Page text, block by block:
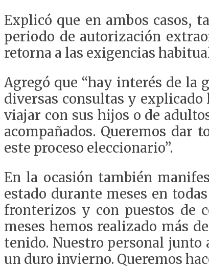
Explicó que en ambos casos,
periodo de autorización
retorna a las exigencias
Agregó que “hay interés de la
diversas consultas y explicado
viajar con sus hijos o de
acompañados. Queremos dar
este proceso eleccionario”.
En la ocasión también
estado durante meses en
fronterizos y con puestos de
meses hemos realizado más
tenido. Nuestro personal junto
un duro invierno. Queremos